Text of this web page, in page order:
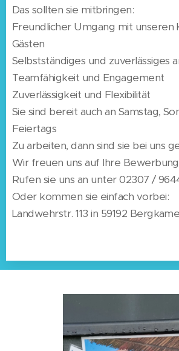
Das sollten sie mitbringen:
Freundlicher Umgang mit unseren
Gästen
Selbstständiges und zuverlässiges
Teamfähigkeit und Engagement
Zuverlässigkeit und Flexibilität
Sie sind bereit auch an Samstag,
Feiertags
Zu arbeiten, dann sind sie bei uns
Wir freuen uns auf Ihre
Rufen sie uns an unter 02307 /
Oder kommen sie einfach vorbei:
Landwehrstr. 113 in 59192